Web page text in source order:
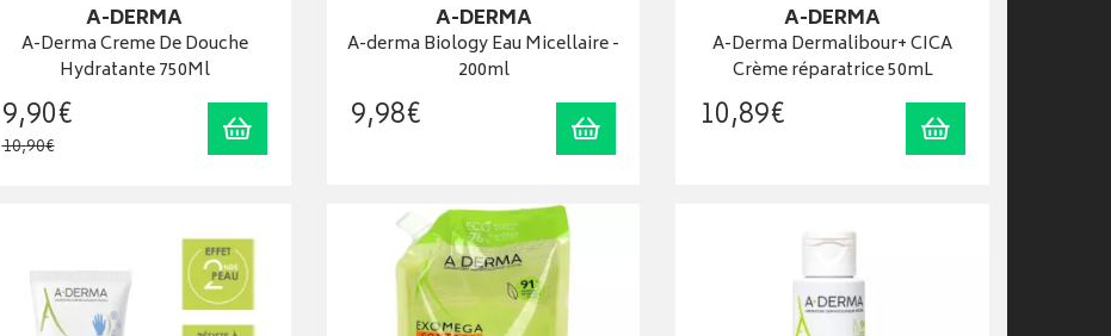
A-DERMA
A-Derma Creme De Douche
Hydratante 750Ml
9,90€
10,90€
Ajouter au panier
A-DERMA
A-derma Biology Eau Micellaire -
200ml
9,98€ Ajouter au panier
A-DERMA
A-Derma Dermalibour+ CICA
Crème réparatrice 50mL
10,89€ Ajouter au panier